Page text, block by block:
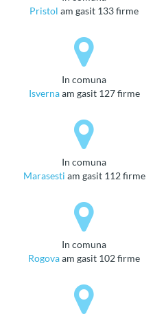
Pristol am gasit 133 firme
in comuna
Isvernaam gasit 127 firme
in comuna
Marasesti am gasit 112 firme
in comuna
Rogovaam gasit 102 firme